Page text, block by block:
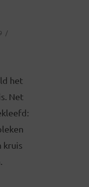
het
Net
kruis